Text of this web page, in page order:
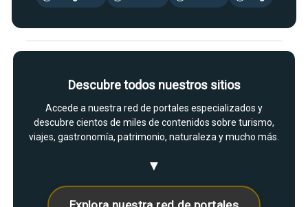
Descubre todos nuestros sitios
Accede a nuestra red de portales especializados y
descubre cientos de miles de contenidos sobre turismo,
viajes, gastronomía, patrimonio, naturaleza y mucho más.
▼